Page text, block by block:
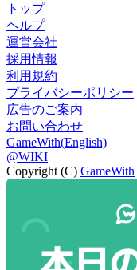
トップ
ヘルプ
運営会社
採用情報
利用規約
プライバシーポリシー
広告のご案内
お問い合わせ
GameWith(English)
@WIKI
Copyright (C) GameWith